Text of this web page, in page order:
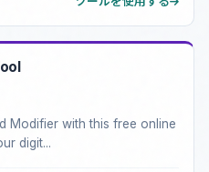
free online
digit...